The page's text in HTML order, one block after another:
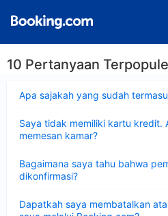
10 Pertanyaan
Apa sajakah yang sudah
Saya tidak memiliki kartu kredit.
memesan kamar?
Bagaimana saya tahu bahwa
dikonfirmasi?
Dapatkah saya membatalkan